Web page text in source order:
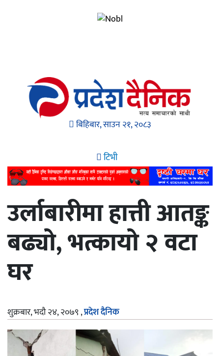
बिहिबार, साउन २१, २०८३
टिभी
उर्लाबारीमा हात्ती आतङ्क
बढ्यो, भत्कायो २ वटा
घर
शुक्रबार, भदौ २४, २०७९,प्रदेश दैनिक